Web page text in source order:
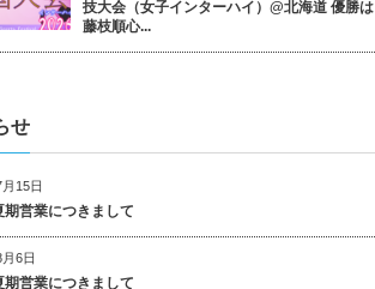
技大会（女子インターハイ）@北海道 優勝は
藤枝順心...
せ
15日
期営業につきまして
6日
期営業につきまして